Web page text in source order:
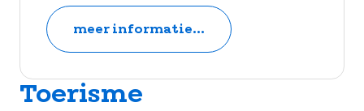
meer informatie...
Toerisme